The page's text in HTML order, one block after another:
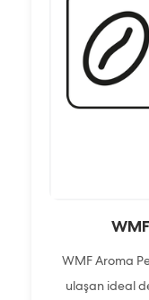
WMF Aroma
ulaşan ideal